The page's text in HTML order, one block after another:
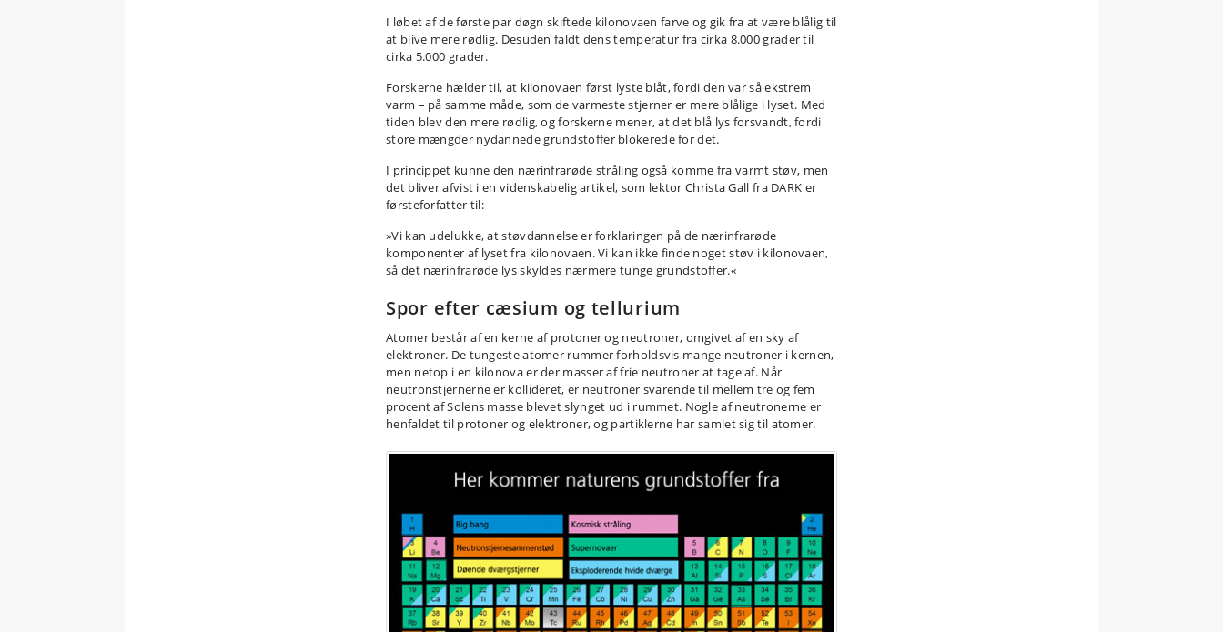
I løbet af de første par døgn skiftede kilonovaen farve og gik fra at være blålig til
at blive mere rødlig. Desuden faldt dens temperatur fra cirka 8.000 grader til
cirka 5.000 grader.
Forskerne hælder til, at kilonovaen først lyste blåt, fordi den var så ekstrem
varm – på samme måde, som de varmeste stjerner er mere blålige i lyset. Med
tiden blev den mere rødlig, og forskerne mener, at det blå lys forsvandt, fordi
store mængder nydannede grundstoffer blokerede for det.
I princippet kunne den nærinfrarøde stråling også komme fra varmt støv, men
det bliver afvist i en videnskabelig artikel, som lektor Christa Gall fra DARK er
førsteforfatter til:
»Vi kan udelukke, at støvdannelse er forklaringen på de nærinfrarøde
komponenter af lyset fra kilonovaen. Vi kan ikke finde noget støv i kilonovaen,
så det nærinfrarøde lys skyldes nærmere tunge grundstoffer.«
Spor efter cæsium og tellurium
Atomer består af en kerne af protoner og neutroner, omgivet af en sky af
elektroner. De tungeste atomer rummer forholdsvis mange neutroner i kernen,
men netop i en kilonova er der masser af frie neutroner at tage af. Når
neutronstjernerne er kollideret, er neutroner svarende til mellem tre og fem
procent af Solens masse blevet slynget ud i rummet. Nogle af neutronerne er
henfaldet til protoner og elektroner, og partiklerne har samlet sig til atomer.